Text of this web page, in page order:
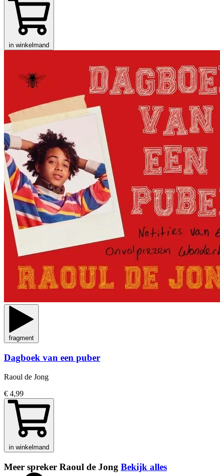
in winkelmand
fragment
Dagboek van een puber
Raoul de Jong
€ 4,99
in winkelmand
Meer spreker Raoul de Jong Bekijk alles